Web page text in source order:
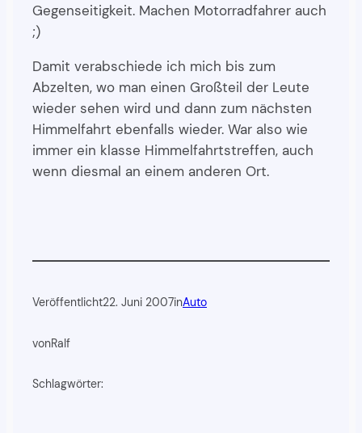
Gegenseitigkeit. Machen Motorradfahrer auch
;)
Damit verabschiede ich mich bis zum
Abzelten, wo man einen Großteil der Leute
wieder sehen wird und dann zum nächsten
Himmelfahrt ebenfalls wieder. War also wie
immer ein klasse Himmelfahrtstreffen, auch
wenn diesmal an einem anderen Ort.
Veröffentlicht22. Juni 2007inAuto
vonRalf
Schlagwörter: